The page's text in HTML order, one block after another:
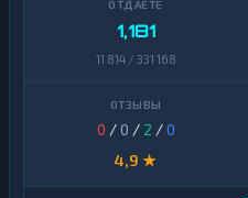
1,181
11 814 / 331 168
0 / 0 / 2 /0
4,9 ★